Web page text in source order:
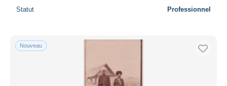
Statut Professionnel
Nouveau